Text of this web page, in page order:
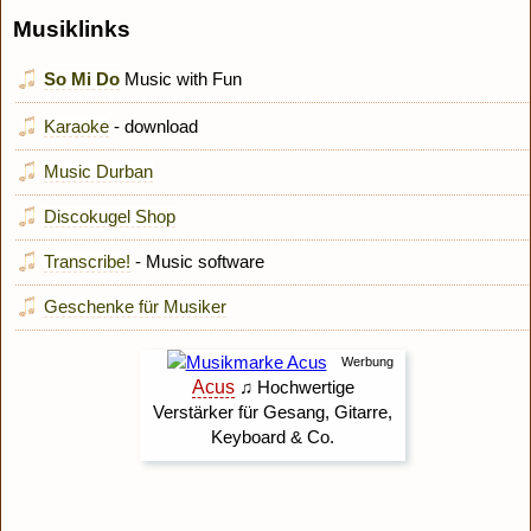
Musiklinks
So Mi Do Music with Fun
Karaoke - download
Music Durban
Discokugel Shop
Transcribe! - Music software
Geschenke für Musiker